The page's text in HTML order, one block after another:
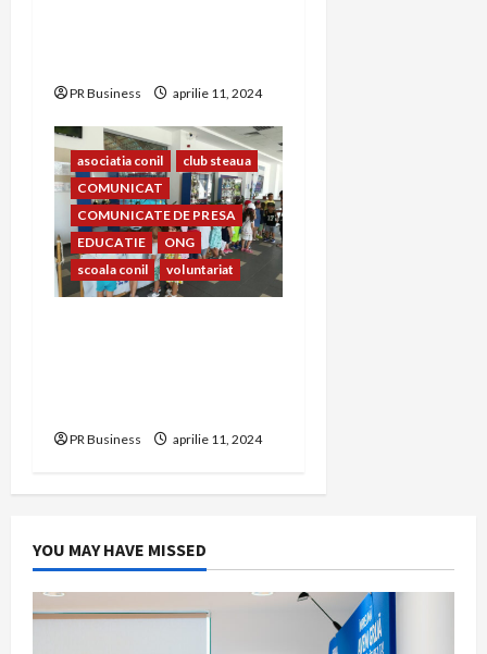
PR Business aprilie 11, 2024
asociatia conil
club steaua
COMUNICAT
COMUNICATE DE PRESA
EDUCATIE
ONG
scoala conil
voluntariat
PR Business aprilie 11, 2024
YOU MAY HAVE MISSED